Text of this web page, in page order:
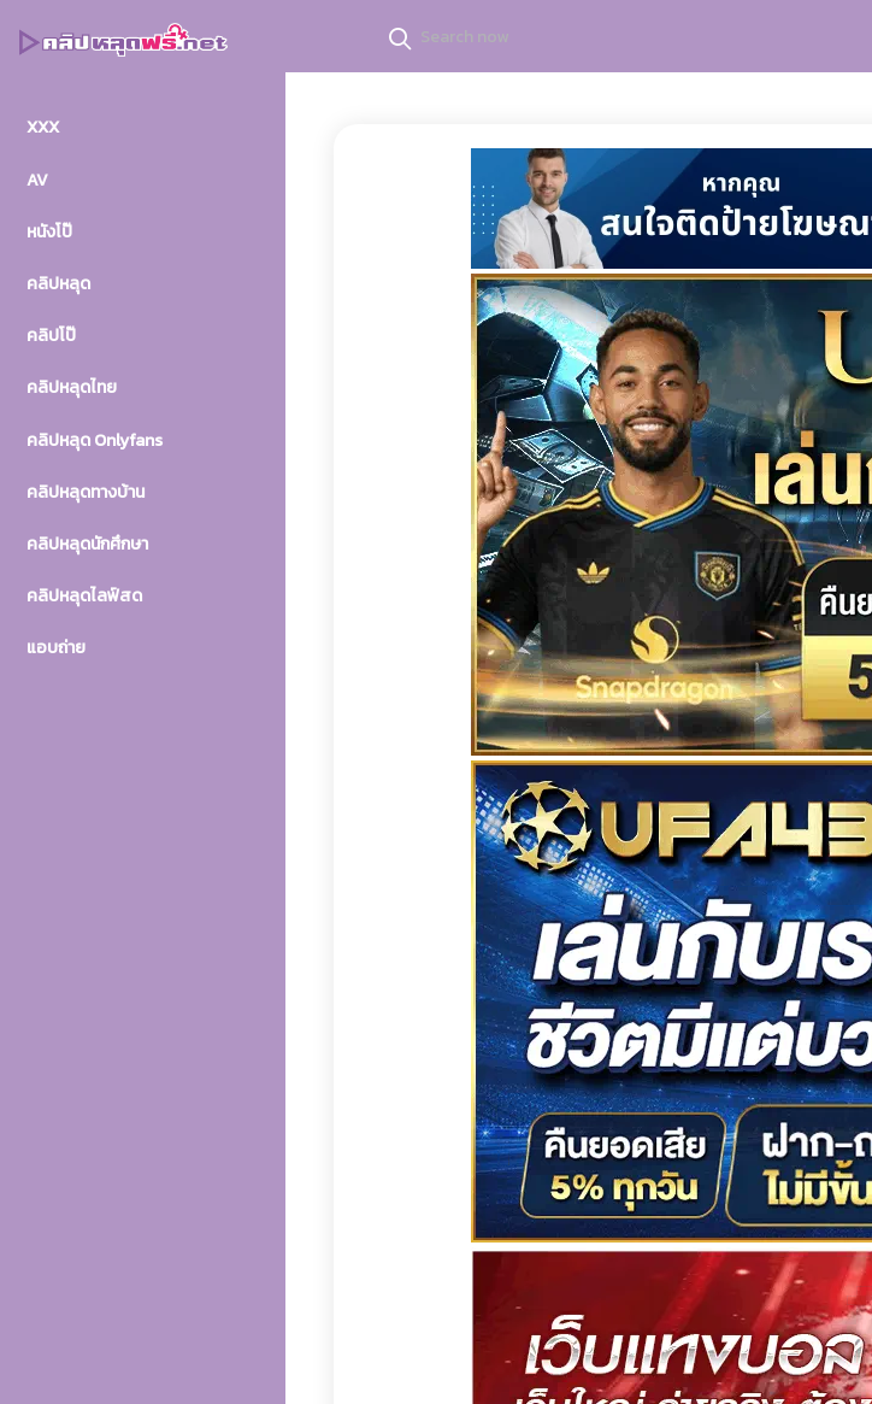
XXX
AV
หนังโป๊
คลิปหลุด
คลิปโป๊
คลิปหลุดไทย
คลิปหลุด Onlyfans
คลิปหลุดทางบ้าน
คลิปหลุดนักศึกษา
คลิปหลุดไลฟ์สด
แอบถ่าย